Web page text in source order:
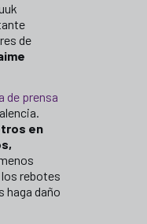
de
de prensa
en
rebotes
haga daño